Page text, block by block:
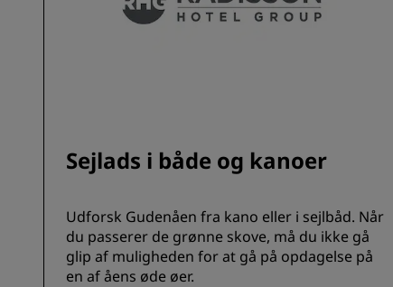
Sejlads i både og kanoer
Udforsk Gudenåen fra kano eller i sejlbåd. Når
du passerer de grønne skove, må du ikke gå
glip af muligheden for at gå på opdagelse på
en af åens øde øer.